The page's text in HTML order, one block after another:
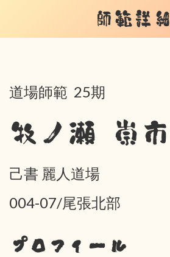
師範詳細
道場師範 25期
牧ノ瀬 崇市
己書 麗人道場
004-07/尾張北部
プロフィール